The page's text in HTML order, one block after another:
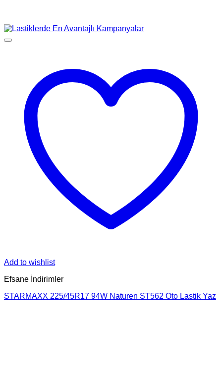
Add to wishlist
Efsane İndirimler
STARMAXX 225/45R17 94W Naturen ST562 Oto Lastik Yaz